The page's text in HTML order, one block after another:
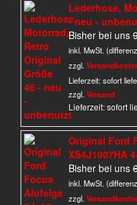
Lederhose,
- neu -
Bisher bei uns
inkl. MwSt.
zzgl.
Lieferzeit:sofort
zzgl.Versand
Lieferzeit: sofort
Original Ford
XS4J1007HA
Bisher bei uns
inkl. MwSt.
zzgl.